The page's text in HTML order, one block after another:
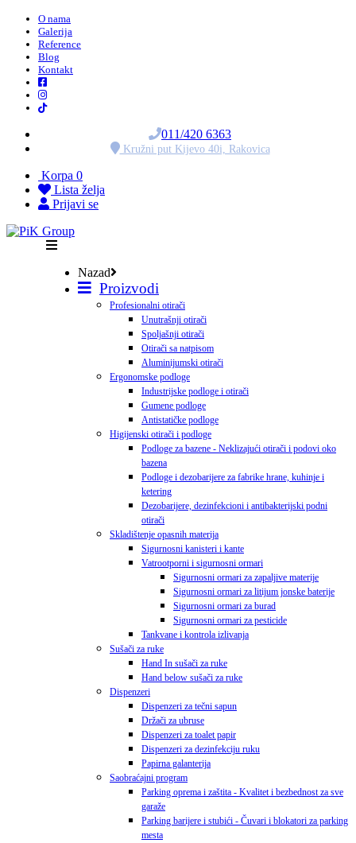
O nama
Galerija
Reference
Blog
Kontakt
011/420 6363
Kružni put Kijevo 40i, Rakovica
Korpa 0
Lista želja
Prijavi se
Nazad
Proizvodi
Profesionalni otirači
Unutrašnji otirači
Spoljašnji otirači
Otirači sa natpisom
Aluminijumski otirači
Ergonomske podloge
Industrijske podloge i otirači
Gumene podloge
Antistatičke podloge
Higijenski otirači i podloge
Podloge za bazene - Neklizajući otirači i podovi oko
bazena
Podloge i dezobarijere za fabrike hrane, kuhinje i
ketering
Dezobarijere, dezinfekcioni i antibakterijski podni
otirači
Skladištenje opasnih materija
Sigurnosni kanisteri i kante
Vatrootporni i sigurnosni ormari
Sigurnosni ormari za zapaljive materije
Sigurnosni ormari za litijum jonske baterije
Sigurnosni ormari za burad
Sigurnosni ormari za pesticide
Tankvane i kontrola izlivanja
Sušači za ruke
Hand In sušači za ruke
Hand below sušači za ruke
Dispenzeri
Dispenzeri za tečni sapun
Držači za ubruse
Dispenzeri za toalet papir
Dispenzeri za dezinfekciju ruku
Papirna galanterija
Saobraćajni program
Parking oprema i zaštita - Kvalitet i bezbednost za sve
garaže
Parking barijere i stubići - Čuvari i blokatori za parking
mesta